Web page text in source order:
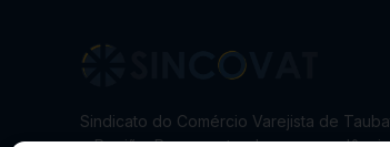
Sindicato do Comércio Varejista de